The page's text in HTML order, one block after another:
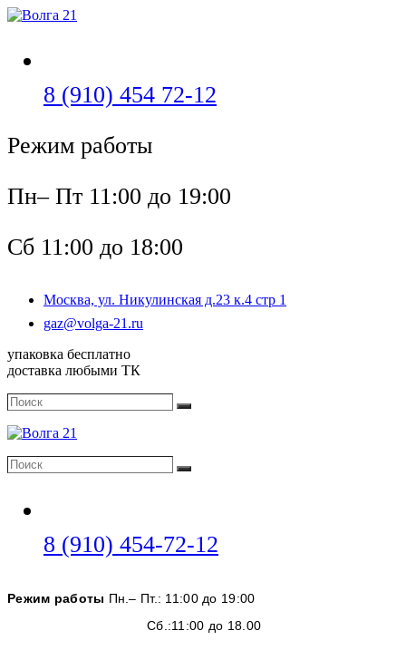
Перейти
8 (910) 454 72-12
Режим работы
Пн– Пт 11:00 до 19:00
Сб 11:00 до 18:00
Москва, ул. Никулинская д.23 к.4 стр 1
gaz@volga-21.ru
упаковка бесплатно
доставка любыми ТК
Поиск
Поиск
Поиск
Поиск
8 (910) 454-72-12
вашем
приложении
Режим работы Пн.– Пт.: 11:00 до 19:00
Сб.:11:00 до 18.00